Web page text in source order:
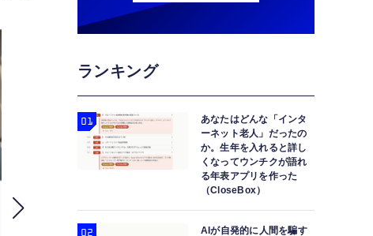
ランキング
あなたはどんな「インタ
ーネット老人」だったの
か。生年を入れると詳し
くなってウンチクが語れ
る年表アプリを作った
（CloseBox）
AIが自発的に人間を騙す